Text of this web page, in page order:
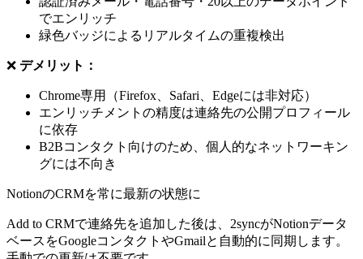
でエンリッチ
緑色バッジによるリアルタイムの重複検出
❌ デメリット：
Chrome専用（Firefox、Safari、Edgeには非対応）
エンリッチメントの精度は連絡先の公開プロフィール
に依存
B2Bコンタクト向けのため、個人的なネットワーキン
グには不向き
NotionのCRMを常に最新の状態に
Add to CRMで連絡先を追加した後は、2syncがNotionデータ
ベースをGoogleコンタクトやGmailと自動的に同期します。